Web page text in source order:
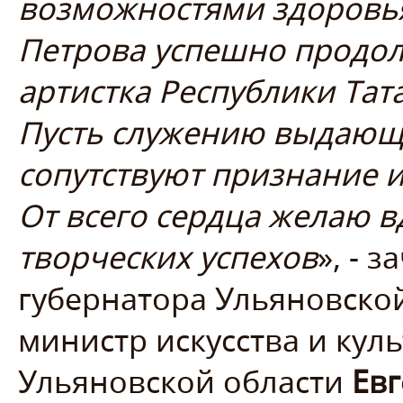
Петрова успешно
артистка Республики
Пусть служению
сопутствуют признание
От всего сердца желаю
творческих успехов», -
губернатора
министр искусства и
Ульяновской области